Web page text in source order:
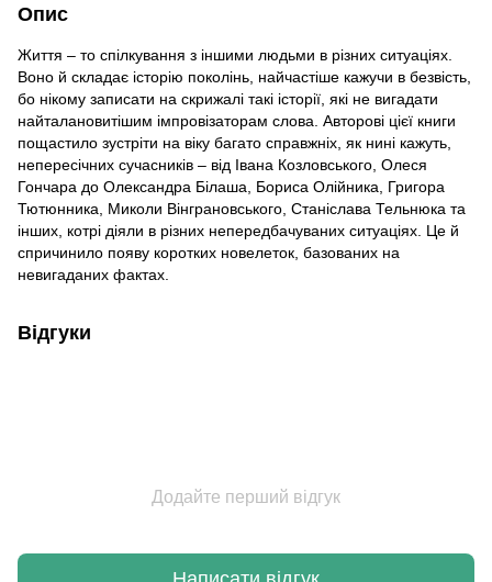
Опис
Життя – то спілкування з іншими людьми в різних ситуаціях.
Воно й складає історію поколінь, найчастіше кажучи в безвість,
бо нікому записати на скрижалі такі історії, які не вигадати
найталановитішим імпровізаторам слова. Авторові цієї книги
пощастило зустріти на віку багато справжніх, як нині кажуть,
непересічних сучасників – від Івана Козловського, Олеся
Гончара до Олександра Білаша, Бориса Олійника, Григора
Тютюнника, Миколи Вінграновського, Станіслава Тельнюка та
інших, котрі діяли в різних непередбачуваних ситуаціях. Це й
спричинило появу коротких новелеток, базованих на
невигаданих фактах.
Відгуки
Додайте перший відгук